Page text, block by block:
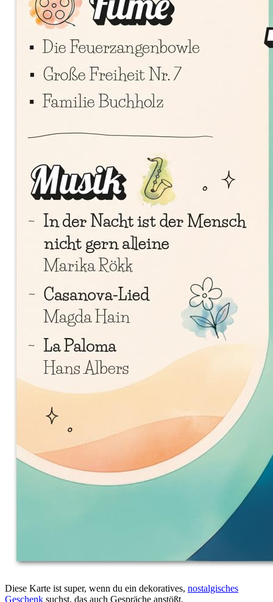
Diese Karte ist super, wenn du ein dekoratives, nostalgisches
Geschenk suchst, das auch Gespräche anstößt.